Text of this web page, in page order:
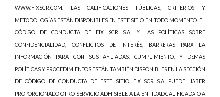
WWW.FIXSCR.COM. LAS CALIFICACIONES PÚBLICAS, CRITERIOS Y
METODOLOGÍAS ESTÁN DISPONIBLES EN ESTE SITIO EN TODO MOMENTO. EL
CÓDIGO DE CONDUCTA DE FIX SCR S.A., Y LAS POLÍTICAS SOBRE
CONFIDENCIALIDAD, CONFLICTOS DE INTERÉS, BARRERAS PARA LA
INFORMACIÓN PARA CON SUS AFILIADAS, CUMPLIMIENTO, Y DEMÁS
POLÍTICAS Y PROCEDIMIENTOS ESTÁN TAMBIÉN DISPONIBLES EN LA SECCIÓN
DE CÓDIGO DE CONDUCTA DE ESTE SITIO. FIX SCR S.A. PUEDE HABER
PROPORCIONADO OTRO SERVICIO ADMISIBLE A LA ENTIDAD CALIFICADA O A